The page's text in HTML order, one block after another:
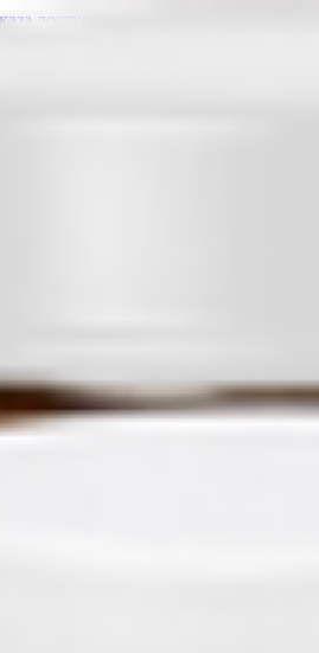
доступен в нашем приложении.
языком с 8 месяцев
с языком